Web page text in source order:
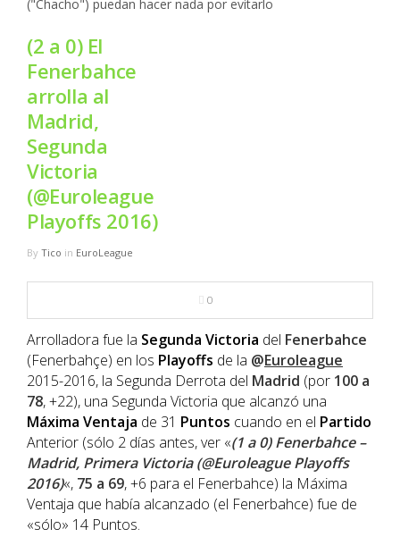
FIBA
OTROS
FORMACIÓN
NBA
MULTIMEDIA
RIO 2016
(2 a 0) El
Fenerbahce
arrolla al
Madrid,
Segunda
Victoria
(@Euroleague
Playoffs 2016)
By Tico in EuroLeague
0
Arrolladora fue la Segunda Victoria del Fenerbahce
(Fenerbahçe) en los Playoffs de la @Euroleague
2015-2016, la Segunda Derrota del Madrid (por 100 a
78, +22), una Segunda Victoria que alcanzó una
Máxima Ventaja de 31 Puntos cuando en el Partido
Anterior (sólo 2 días antes, ver «(1 a 0) Fenerbahce –
Madrid, Primera Victoria (@Euroleague Playoffs
2016)«, 75 a 69, +6 para el Fenerbahce) la Máxima
Ventaja que había alcanzado (el Fenerbahce) fue de
«sólo» 14 Puntos.